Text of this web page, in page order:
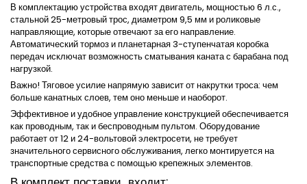
В комплектацию устройства входят двигатель, мощностью 6 л.с.,
стальной 25-метровый трос, диаметром 9,5 мм и роликовые
направляющие, которые отвечают за его направление.
Автоматический тормоз и планетарная 3-ступенчатая коробка
передач исключат возможность сматывания каната с барабана под
нагрузкой.
Важно! Тяговое усилие напрямую зависит от накрутки троса: чем
больше канатных слоев, тем оно меньше и наоборот.
Эффективное и удобное управление конструкцией обеспечивается
как проводным, так и беспроводным пультом. Оборудование
работает от 12 и 24-вольтовой электросети, не требует
значительного сервисного обслуживания, легко монтируется на
транспортные средства с помощью крепежных элементов.